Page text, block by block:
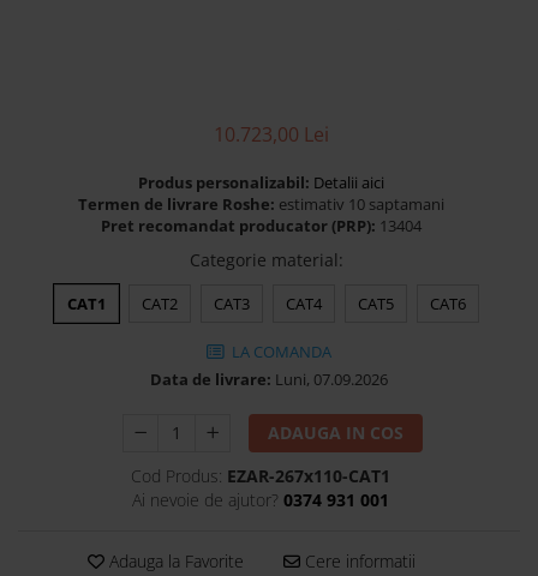
Bancheta Dining
Fotolii si Demifotolii
Scaune Dining
Fotolii si Demifotolii
Paturi Tapitate
Accesorii
10.723,00 Lei
Produs personalizabil: Detalii aici
Termen de livrare Roshe: estimativ 10 saptamani
Pret recomandat producator (PRP): 13404
Categorie material:
CAT1 CAT2 CAT3 CAT4 CAT5 CAT6
LA COMANDA
Data de livrare: Luni, 07.09.2026
ADAUGA IN COS
Cod Produs: EZAR-267x110-CAT1
Ai nevoie de ajutor? 0374 931 001
Adauga la Favorite Cere informatii